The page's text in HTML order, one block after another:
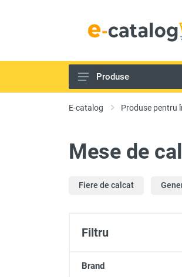
Telefoane și gadget-uri
Televizoare, tehnică Audio-
Aparate de uz casnic
Frumusețe și sănătate
Produse auto
Produse
E-catalog Produse pentru
Mese de
Fiere de calcat
Filtru
Brand